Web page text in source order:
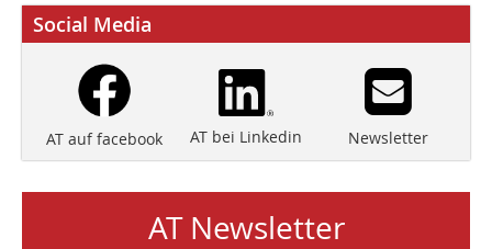
Social Media
AT auf facebook AT bei Linkedin Newsletter
AT Newsletter